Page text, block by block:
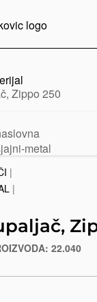
Zippo 250
|
|
reklamni-
22.040